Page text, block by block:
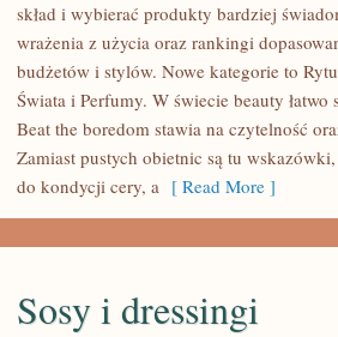
DEMAKIJAŻ
skład i wybierać produkty bardziej
wrażenia z użycia oraz rankingi
budżetów i stylów. Nowe kategorie to
Świata i Perfumy. W świecie beauty
Beat the boredom stawia na czytelność
Zamiast pustych obietnic są tu
do kondycji cery, a [ Read More ]
Sosy i dressingi